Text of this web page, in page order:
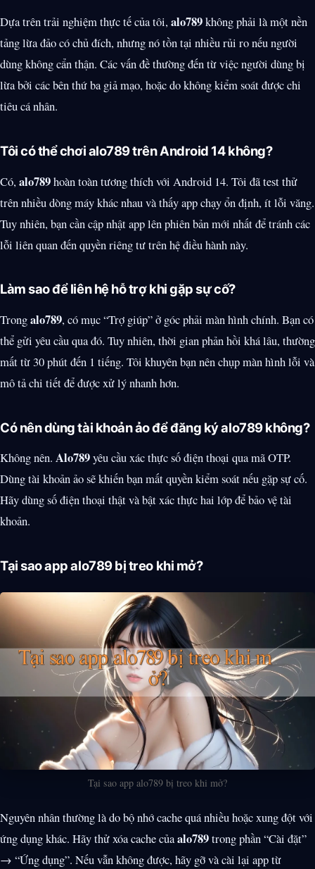
Dựa trên trải nghiệm thực tế của tôi,alo789không phải là một nền
tảng lừa đảo có chủ đích, nhưng nó tồn tại nhiều rủi ro nếu người
dùng không cẩn thận. Các vấn đề thường đến từ việc người dùng bị
lừa bởi các bên thứ ba giả mạo, hoặc do không kiểm soát được chi
tiêu cá nhân.
Tôi có thể chơi alo789 trên Android 14 không?
Có, alo789hoàn toàn tương thích với Android 14. Tôi đã test thử
trên nhiều dòng máy khác nhau và thấy app chạy ổn định, ít lỗi văng.
Tuy nhiên, bạn cần cập nhật app lên phiên bản mới nhất để tránh các
lỗi liên quan đến quyền riêng tư trên hệ điều hành này.
Làm sao để liên hệ hỗ trợ khi gặp sự cố?
Trongalo789, có mục “Trợ giúp” ở góc phải màn hình chính. Bạn có
thể gửi yêu cầu qua đó. Tuy nhiên, thời gian phản hồi khá lâu, thường
mất từ 30 phút đến 1 tiếng. Tôi khuyên bạn nên chụp màn hình lỗi và
mô tả chi tiết để được xử lý nhanh hơn.
Có nên dùng tài khoản ảo để đăng ký alo789 không?
Không nên. Alo789yêu cầu xác thực số điện thoại qua mã OTP.
Dùng tài khoản ảo sẽ khiến bạn mất quyền kiểm soát nếu gặp sự cố.
Hãy dùng số điện thoại thật và bật xác thực hai lớp để bảo vệ tài
khoản.
Tại sao app alo789 bị treo khi mở?
Tại sao app alo789 bị treo khi mở?
Nguyên nhân thường là do bộ nhớ cache quá nhiều hoặc xung đột với
ứng dụng khác. Hãy thử xóa cache củaalo789trong phần “Cài đặt”
→ “Ứng dụng”. Nếu vẫn không được, hãy gỡ và cài lại app từ